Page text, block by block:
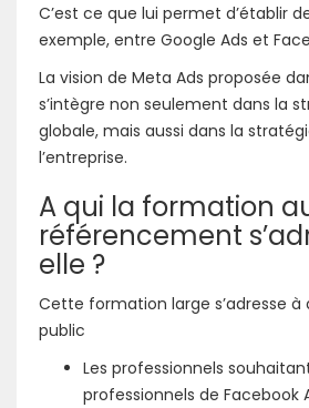
C’est ce que lui permet d’établir
exemple, entre Google Ads et
La vision de Meta Ads proposée
s’intègre non seulement dans la
globale, mais aussi dans la
l’entreprise.
A qui la formation
référencement
elle ?
Cette formation large s’adresse
public
Les professionnels
professionnels de Facebook